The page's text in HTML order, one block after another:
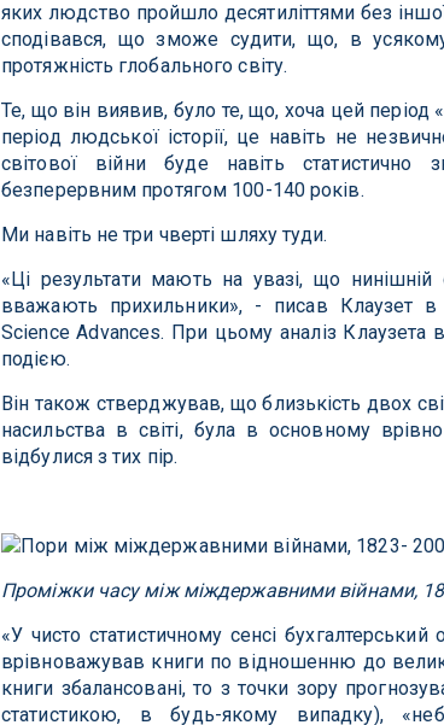
яких людство пройшло десятиліттями без
сподівався, що зможе судити, що, в
протяжність глобального світу.
Те, що він виявив, було те, що, хоча цей
період людської історії, це навіть не
світової війни буде навіть
безперервним протягом 100-140 років.
Ми навіть не три чверті шляху туди.
«Ці результати мають на увазі, що
вважають прихильники», - писав Клаузет в
Science Advances. При цьому аналіз Клаузета
подією.
Він також стверджував, що близькість двох
насильства в світі, була в основному
відбулися з тих пір.
Проміжки часу між міждержавними війнами,
«У чисто статистичному сенсі
врівноважував книги по відношенню до
книги збалансовані, то з точки зору
статистикою, в будь-якому випадку),